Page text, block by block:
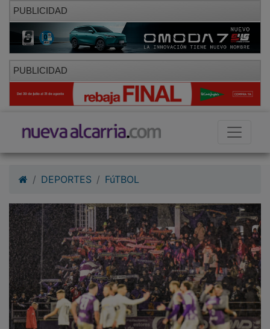
PUBLICIDAD
PUBLICIDAD